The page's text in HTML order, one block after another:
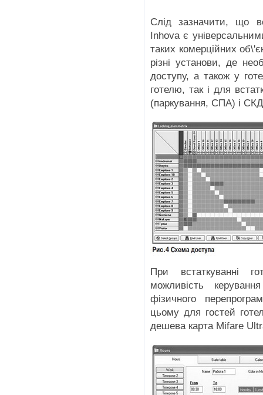
Слід зазначити, що
Inhova є
таких комерційних
різні установи, де
доступу, а також у
готелю, так і для
(паркування, СПА) і
При встаткуванні
можливість
фізичного
цьому для гостей
дешева карта Mifare